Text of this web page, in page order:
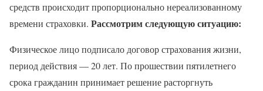
средств происходит пропорционально нереализованному
времени страховки. Рассмотрим следующую ситуацию:
Физическое лицо подписало договор страхования жизни,
период действия — 20 лет. По прошествии пятилетнего
срока гражданин принимает решение расторгнуть